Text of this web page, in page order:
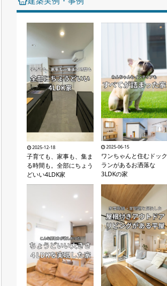
企業情報
お問い合わせ
2025-12-18
子育ても、家事も、集ま
る時間も。全部にちょう
どいい4LDK家
2025-06-15
ワンちゃんと住むドック
ランがあるお洒落な
3LDKの家